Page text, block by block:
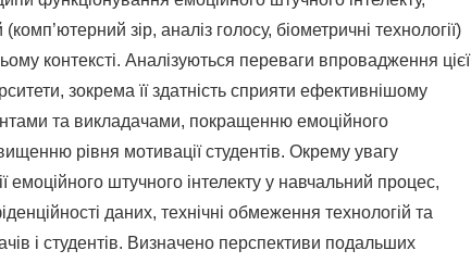
зір, аналіз голосу, біометричні технології)
контексті. Аналізуються переваги впровадження цієї
зокрема її здатність сприяти ефективнішому
та викладачами, покращенню емоційного
рівня мотивації студентів. Окрему увагу
емоційного штучного інтелекту у навчальний процес,
даних, технічні обмеження технологій та
і студентів. Визначено перспективи подальших